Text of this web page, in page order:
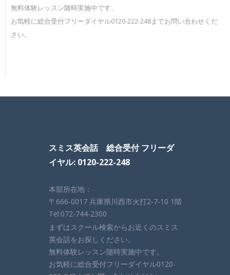
無料体験レッスン随時実施中です。
お気軽に総合受付フリーダイヤル0120-222-248までお問い合わせくだ
さい。
スミス英会話 総合受付 フリーダ
イヤル: 0120-222-248
本部所在地：
〒666-0017 兵庫県川西市火打2-7-10 1階
Tel:072-744-2300
まずはスクール検索からお近くのスミス
英会話をお探しください。
無料体験レッスン随時実施中です。
お気軽に総合受付フリーダイヤル0120-